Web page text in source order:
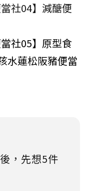
社04】減醣便
社05】原型食
水蓮松阪豬便當
，先想5件